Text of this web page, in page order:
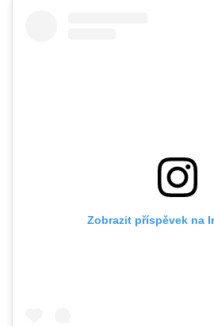
Zobrazit příspěvek na